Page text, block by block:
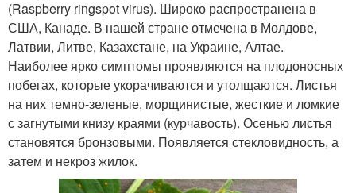
(Raspberry ringspot virus). Широко распространена в
США, Канаде. В нашей стране отмечена в Молдове,
Латвии, Литве, Казахстане, на Украине, Алтае.
Наиболее ярко симптомы проявляются на плодоносных
побегах, которые укора­чиваются и утолщаются. Листья
на них темно-зеленые, морщинистые, жесткие и ломкие
с загнутыми книзу краями (кур­чавость). Осенью листья
становятся брон­зовыми. Появляется стекловидность, а
за­тем и некроз жилок.